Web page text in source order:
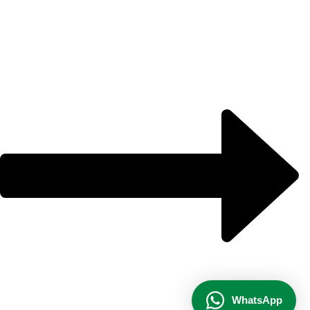
WhatsApp
Ao informar meus dados e clicar em ‘INICIAR CONVERSA’, eu